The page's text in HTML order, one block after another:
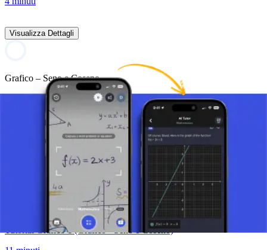
Visualizza Dettagli
Grafico – Seno e Coseno
Visualizza Dettagli
Grafico della Funzione Seno
Tutorial Grafico 1 (Grafico - Seno e Coseno)